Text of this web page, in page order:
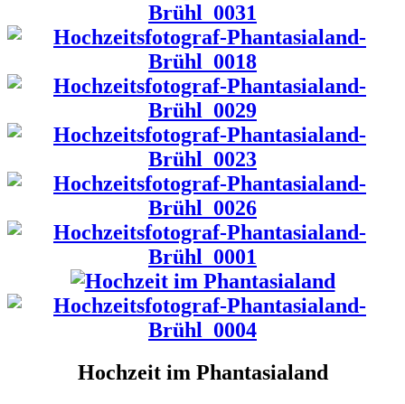
Hochzeit im Phantasialand